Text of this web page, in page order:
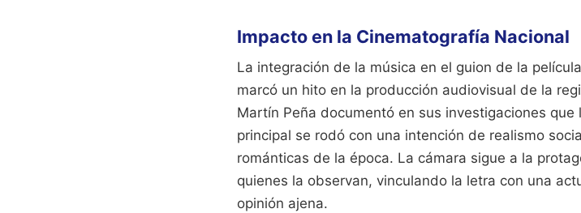
Impacto en la Cinematografía Nacional
La integración de la música en el guion de la
marcó un hito en la producción audiovisual de la
Martín Peña documentó en sus investigaciones
principal se rodó con una intención de realismo
románticas de la época. La cámara sigue a la
quienes la observan, vinculando la letra con una
opinión ajena.